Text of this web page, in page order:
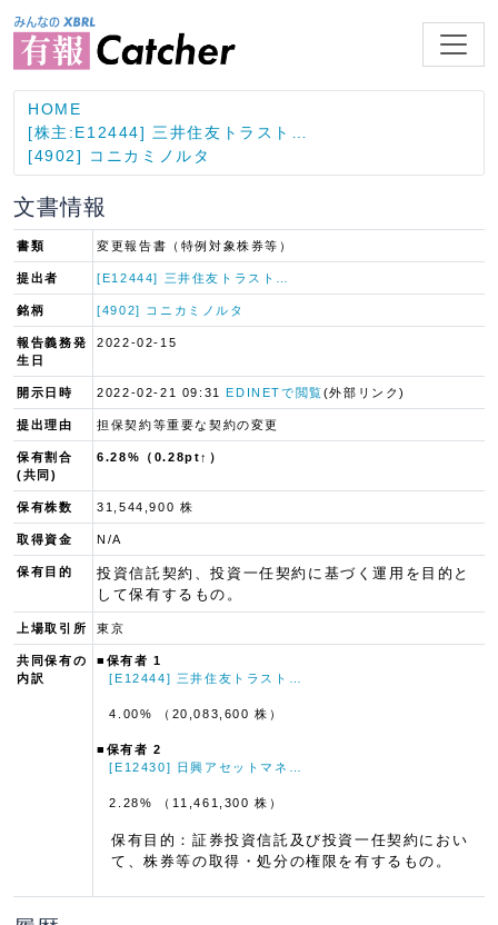
HOME
[株主:E12444] 三井住友トラスト…
[4902] コニカミノルタ
文書情報
書類 変更報告書（特例対象株券等）
提出者 [E12444] 三井住友トラスト…
銘柄 [4902] コニカミノルタ
報告義務発
生日
2022-02-15
開示日時 2022-02-21 09:31EDINETで閲覧(外部リンク)
提出理由 担保契約等重要な契約の変更
保有割合
(共同)
6.28%（0.28pt↑）
保有株数 31,544,900 株
取得資金 N/A
保有目的
投資信託契約、投資一任契約に基づく運用を目的と
して保有するもの。
上場取引所 東京
共同保有の
内訳
■保有者 1
[E12444] 三井住友トラスト…
4.00% （20,083,600 株）
■保有者 2
[E12430] 日興アセットマネ…
2.28% （11,461,300 株）
保有目的：証券投資信託及び投資一任契約におい
て、株券等の取得・処分の権限を有するもの。